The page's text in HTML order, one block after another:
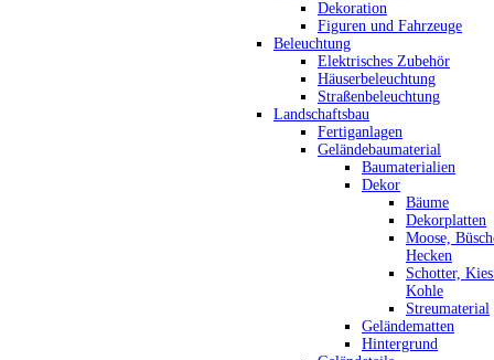
Dekoration
Figuren und Fahrzeuge
Beleuchtung
Elektrisches Zubehör
Häuserbeleuchtung
Straßenbeleuchtung
Landschaftsbau
Fertiganlagen
Geländebaumaterial
Baumaterialien
Dekor
Bäume
Dekorplatten
Moose,
Hecken
Schotter,
Kohle
Streumaterial
Geländematten
Hintergrund